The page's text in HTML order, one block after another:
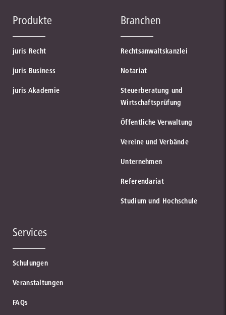
Produkte
juris Recht
juris Business
juris Akademie
Branchen
Rechtsanwaltskanzlei
Notariat
Steuerberatung und
Wirtschaftsprüfung
Öffentliche Verwaltung
Vereine und Verbände
Unternehmen
Referendariat
Studium und Hochschule
Services
Schulungen
Veranstaltungen
FAQs